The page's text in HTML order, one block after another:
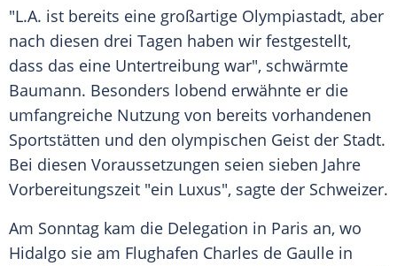
"L.A. ist bereits eine großartige Olympiastadt, aber
nach diesen drei Tagen haben wir festgestellt,
dass das eine Untertreibung war", schwärmte
Baumann. Besonders lobend erwähnte er die
umfangreiche Nutzung von bereits vorhandenen
Sportstätten und den olympischen Geist der Stadt.
Bei diesen Voraussetzungen seien sieben Jahre
Vorbereitungszeit "ein Luxus", sagte der Schweizer.
Am Sonntag kam die Delegation in Paris an, wo
Hidalgo sie am Flughafen Charles de Gaulle in